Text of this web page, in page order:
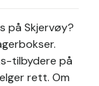
på Skjervøy?
tilbydere på
rett. Om